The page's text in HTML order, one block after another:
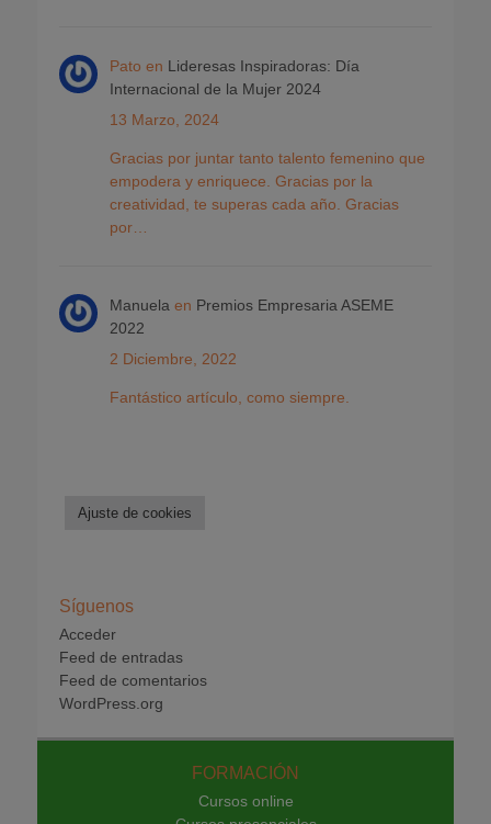
Pato en Lideresas Inspiradoras: Día
Internacional de la Mujer 2024
13 Marzo, 2024
Gracias por juntar tanto talento femenino que
empodera y enriquece. Gracias por la
creatividad, te superas cada año. Gracias
por…
Manuela en Premios Empresaria ASEME
2022
2 Diciembre, 2022
Fantástico artículo, como siempre.
Ajuste de cookies
Síguenos
Acceder
Feed de entradas
Feed de comentarios
WordPress.org
FORMACIÓN
Cursos online